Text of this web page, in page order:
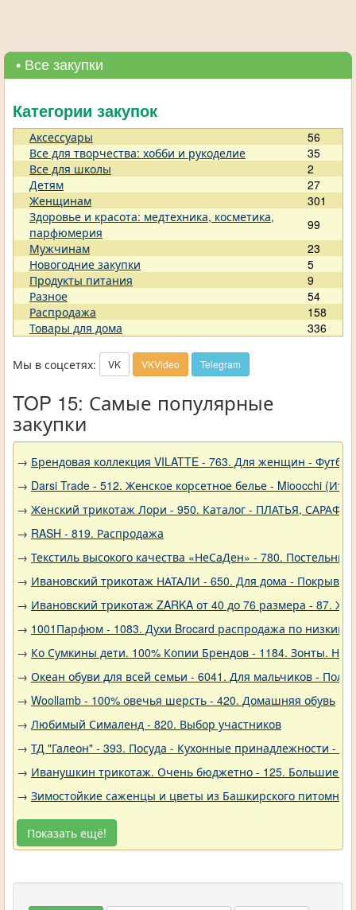
• Все закупки
Категории закупок
Аксессуары
56
Все для творчества: хобби и рукоделие
35
Все для школы
2
Детям
27
Женщинам
301
Здоровье и красота: медтехника, косметика,
парфюмерия
99
Мужчинам
23
Новогодние закупки
5
Продукты питания
9
Разное
54
Распродажа
158
Товары для дома
336
Мы в соцсетях: VK VKVideo Telegram
TOP 15: Самые популярные
закупки
→ Брендовая коллекция VILATTE - 763. Для женщин -
→ Darsi Trade - 512. Женское корсетное белье - Mioocchi
→ Женский трикотаж Лори - 950. Каталог - ПЛАТЬЯ,
→ RASH - 819. Распродажа
→ Текстиль высокого качества «НеСаДен» - 780.
→ Ивановский трикотаж НАТАЛИ - 650. Для дома -
→ Ивановский трикотаж ZARKA от 40 до 76 размера - 87.
→ 1001Парфюм - 1083. Духи Brocard распродажа по низким
→ Ко Сумкины дети. 100% Копии Брендов - 1184. Зонты.
→ Океан обуви для всей семьи - 6041. Для мальчиков -
→ Woollamb - 100% овечья шерсть - 420. Домашняя обувь
→ Любимый Сималенд - 820. Выбор участников
→ ТД "Галеон" - 393. Посуда - Кухонные принадлежности -
→ Иванушкин трикотаж. Очень бюджетно - 125. Большие
→ Зимостойкие саженцы и цветы из Башкирского
Показать ещё!